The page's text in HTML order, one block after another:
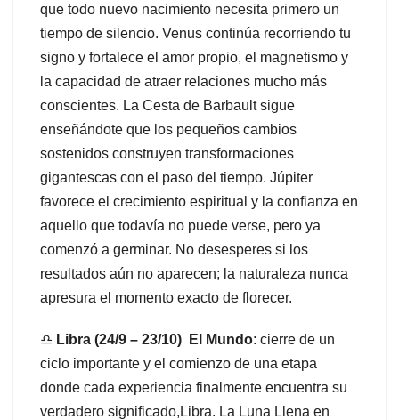
que todo nuevo nacimiento necesita primero un
tiempo de silencio. Venus continúa recorriendo tu
signo y fortalece el amor propio, el magnetismo y
la capacidad de atraer relaciones mucho más
conscientes. La Cesta de Barbault sigue
enseñándote que los pequeños cambios
sostenidos construyen transformaciones
gigantescas con el paso del tiempo. Júpiter
favorece el crecimiento espiritual y la confianza en
aquello que todavía no puede verse, pero ya
comenzó a germinar. No desesperes si los
resultados aún no aparecen; la naturaleza nunca
apresura el momento exacto de florecer.
♎ Libra (24/9 – 23/10) El Mundo: cierre de un
ciclo importante y el comienzo de una etapa
donde cada experiencia finalmente encuentra su
verdadero significado,Libra. La Luna Llena en